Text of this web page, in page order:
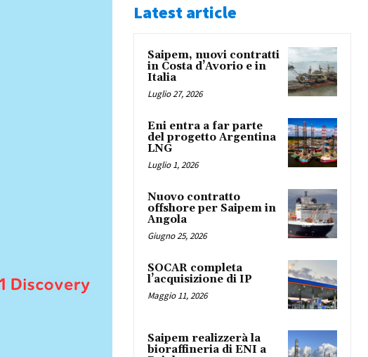
Latest article
Saipem, nuovi contratti
in Costa d’Avorio e in
Italia
Luglio 27, 2026
Eni entra a far parte
del progetto Argentina
LNG
Luglio 1, 2026
Nuovo contratto
offshore per Saipem in
Angola
Giugno 25, 2026
SOCAR completa
l’acquisizione di IP
Maggio 11, 2026
Saipem realizzerà la
bioraffineria di ENI a